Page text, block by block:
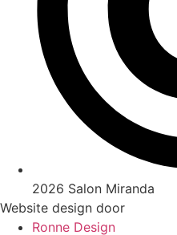
2026 Salon Miranda
Website design door
Ronne Design